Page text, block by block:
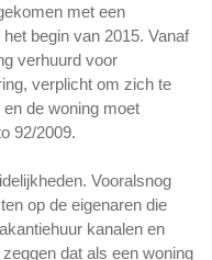
met een
begin van 2015. Vanaf
verhuurd voor
verplicht om zich te
de woning moet
92/2009.
Vooralsnog
op de eigenaren die
kanalen en
dat als een woning